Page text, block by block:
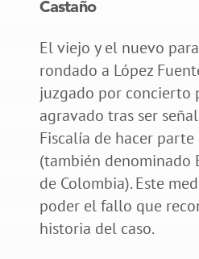
Castaño
El viejo y el nuevo
rondado a López
juzgado por concierto
agravado tras ser
Fiscalía de hacer
(también denominado
de Colombia). Este
poder el fallo que
historia del caso.